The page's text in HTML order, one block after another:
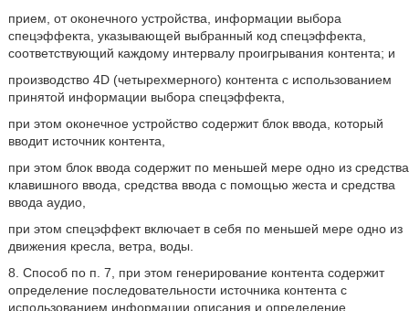
прием, от оконечного устройства, информации выбора
спецэффекта, указывающей выбранный код спецэффекта,
соответствующий каждому интервалу проигрывания контента; и
производство 4D (четырехмерного) контента с использованием
принятой информации выбора спецэффекта,
при этом оконечное устройство содержит блок ввода, который
вводит источник контента,
при этом блок ввода содержит по меньшей мере одно из средства
клавишного ввода, средства ввода с помощью жеста и средства
ввода аудио,
при этом спецэффект включает в себя по меньшей мере одно из
движения кресла, ветра, воды.
8. Способ по п. 7, при этом генерирование контента содержит
определение последовательности источника контента с
использованием информации описания и определение